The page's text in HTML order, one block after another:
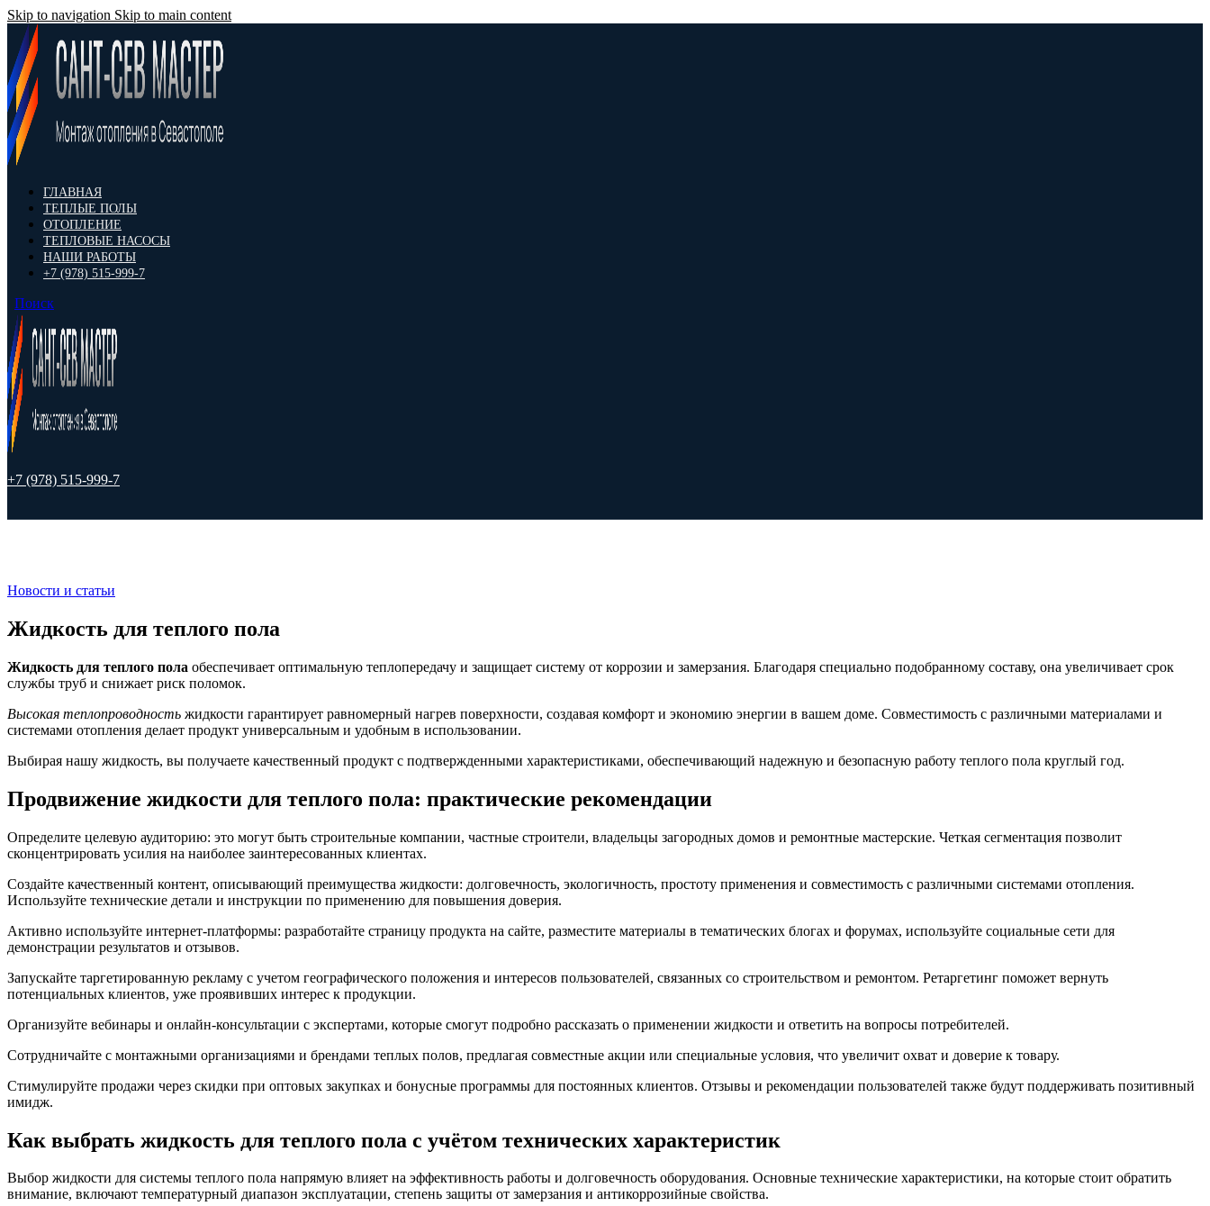
Skip to navigation Skip to main content
ГЛАВНАЯ
ТЕПЛЫЕ ПОЛЫ
ОТОПЛЕНИЕ
ТЕПЛОВЫЕ НАСОСЫ
НАШИ РАБОТЫ
+7 (978) 515-999-7
Поиск
+7 (978) 515-999-7
Новости и статьи
Жидкость для теплого пола
Жидкость для теплого пола обеспечивает оптимальную теплопередачу и защищает систему от коррозии и замерзания. Благодаря специально подобранному составу, она увеличивает срок
службы труб и снижает риск поломок.
Высокая теплопроводность жидкости гарантирует равномерный нагрев поверхности, создавая комфорт и экономию энергии в вашем доме. Совместимость с различными материалами и
системами отопления делает продукт универсальным и удобным в использовании.
Выбирая нашу жидкость, вы получаете качественный продукт с подтвержденными характеристиками, обеспечивающий надежную и безопасную работу теплого пола круглый год.
Продвижение жидкости для теплого пола: практические рекомендации
Определите целевую аудиторию: это могут быть строительные компании, частные строители, владельцы загородных домов и ремонтные мастерские. Четкая сегментация позволит
сконцентрировать усилия на наиболее заинтересованных клиентах.
Создайте качественный контент, описывающий преимущества жидкости: долговечность, экологичность, простоту применения и совместимость с различными системами отопления.
Используйте технические детали и инструкции по применению для повышения доверия.
Активно используйте интернет-платформы: разработайте страницу продукта на сайте, разместите материалы в тематических блогах и форумах, используйте социальные сети для
демонстрации результатов и отзывов.
Запускайте таргетированную рекламу с учетом географического положения и интересов пользователей, связанных со строительством и ремонтом. Ретаргетинг поможет вернуть
потенциальных клиентов, уже проявивших интерес к продукции.
Организуйте вебинары и онлайн-консультации с экспертами, которые смогут подробно рассказать о применении жидкости и ответить на вопросы потребителей.
Сотрудничайте с монтажными организациями и брендами теплых полов, предлагая совместные акции или специальные условия, что увеличит охват и доверие к товару.
Стимулируйте продажи через скидки при оптовых закупках и бонусные программы для постоянных клиентов. Отзывы и рекомендации пользователей также будут поддерживать позитивный
имидж.
Как выбрать жидкость для теплого пола с учётом технических характеристик
Выбор жидкости для системы теплого пола напрямую влияет на эффективность работы и долговечность оборудования. Основные технические характеристики, на которые стоит обратить
внимание, включают температурный диапазон эксплуатации, степень защиты от замерзания и антикоррозийные свойства.